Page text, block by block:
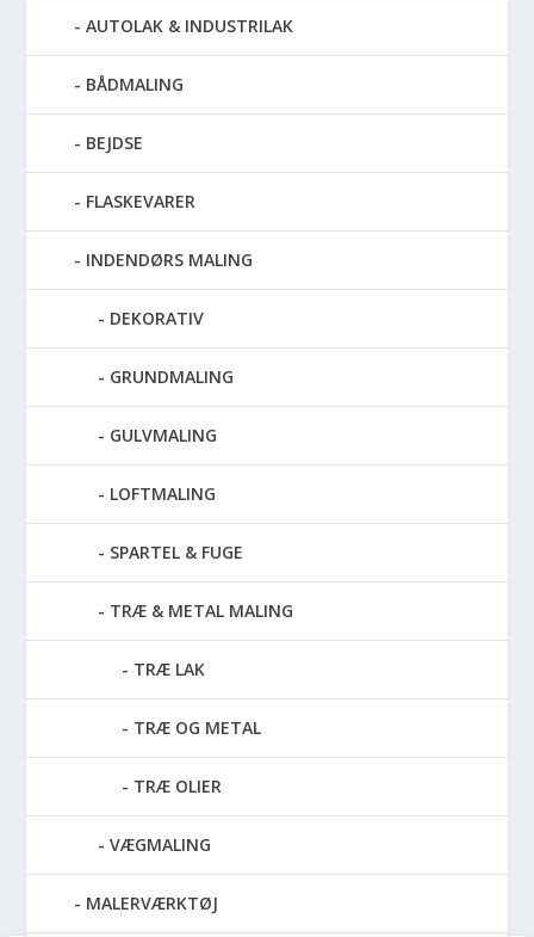
AUTOLAK & INDUSTRILAK
BÅDMALING
BEJDSE
FLASKEVARER
INDENDØRS MALING
DEKORATIV
GRUNDMALING
GULVMALING
LOFTMALING
SPARTEL & FUGE
TRÆ & METAL MALING
TRÆ LAK
TRÆ OG METAL
TRÆ OLIER
VÆGMALING
MALERVÆRKTØJ